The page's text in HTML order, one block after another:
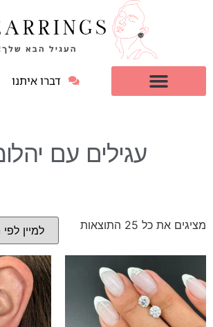
דברו איתנו
עגילים עם
מציגים את כל ⁦25⁩ התוצאות